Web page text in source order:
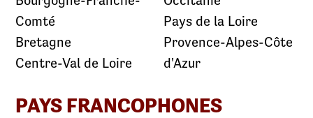
Comté
Bretagne
Centre-Val de Loire
Pays de la Loire
Provence-Alpes-Côte
d'Azur
PAYS FRANCOPHONES